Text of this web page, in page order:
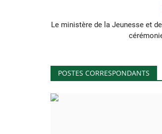
Le ministère de la Jeunesse et
POSTES CORRESPONDANTS